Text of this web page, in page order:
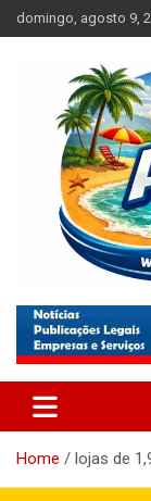
Skip
to
domingo, agosto 9,
Portal
Catarina
Home lojas de